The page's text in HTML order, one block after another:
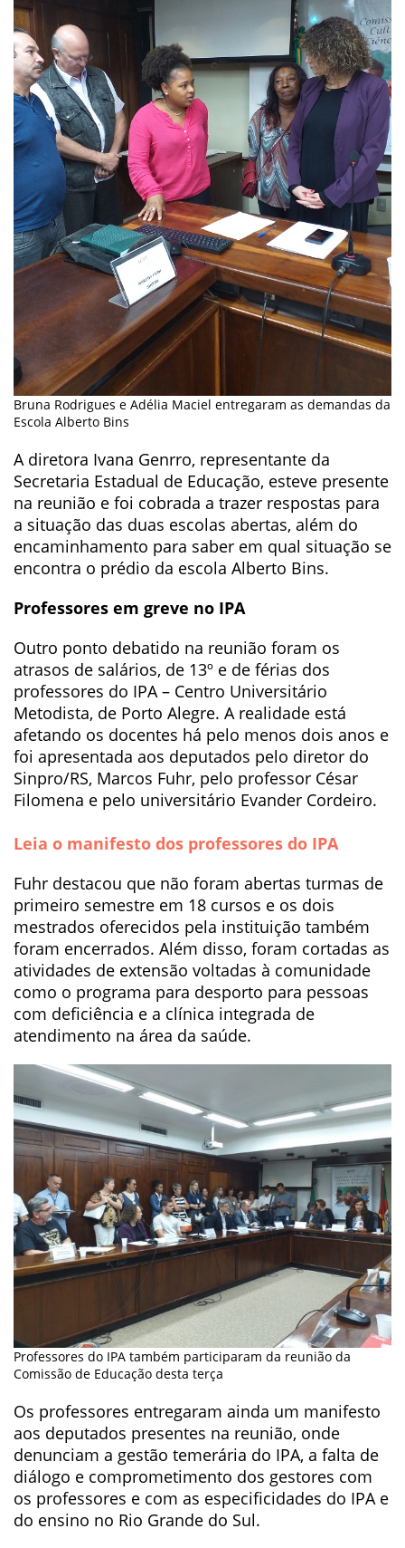
Bruna Rodrigues e Adélia Maciel entregaram as demandas da
Escola Alberto Bins
A diretora Ivana Genrro, representante da
Secretaria Estadual de Educação, esteve presente
na reunião e foi cobrada a trazer respostas para
a situação das duas escolas abertas, além do
encaminhamento para saber em qual situação se
encontra o prédio da escola Alberto Bins.
Professores em greve no IPA
Outro ponto debatido na reunião foram os
atrasos de salários, de 13º e de férias dos
professores do IPA – Centro Universitário
Metodista, de Porto Alegre. A realidade está
afetando os docentes há pelo menos dois anos e
foi apresentada aos deputados pelo diretor do
Sinpro/RS, Marcos Fuhr, pelo professor César
Filomena e pelo universitário Evander Cordeiro.
Leia o manifesto dos professores do IPA
Fuhr destacou que não foram abertas turmas de
primeiro semestre em 18 cursos e os dois
mestrados oferecidos pela instituição também
foram encerrados. Além disso, foram cortadas as
atividades de extensão voltadas à comunidade
como o programa para desporto para pessoas
com deficiência e a clínica integrada de
atendimento na área da saúde.
Professores do IPA também participaram da reunião da
Comissão de Educação desta terça
Os professores entregaram ainda um manifesto
aos deputados presentes na reunião, onde
denunciam a gestão temerária do IPA, a falta de
diálogo e comprometimento dos gestores com
os professores e com as especificidades do IPA e
do ensino no Rio Grande do Sul.